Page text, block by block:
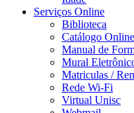
Serviços Online
Biblioteca
Catálogo Online
Manual de
Mural
Matriculas /
Rede Wi-Fi
Virtual Unisc